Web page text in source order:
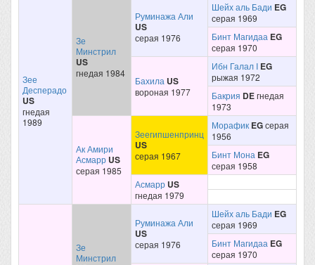
Зее
Десперадо
US
гнедая
1989
Зе
Минстрил
US
гнедая 1984
Руминажа Али
US
серая 1976
Шейх аль Бади EG
серая 1969
Бинт Магидаа EG
серая 1970
Бахила US
вороная 1977
Ибн Галал I EG
рыжая 1972
Бакрия DEгнедая
1973
Ак Амири
Асмарр US
серая 1985
Зеегипшенпринц
US
серая 1967
Морафик EGсерая
1956
Бинт Мона EG
серая 1958
Асмарр US
гнедая 1979
Зе
Минстрил
Руминажа Али
US
серая 1976
Шейх аль Бади EG
серая 1969
Бинт Магидаа EG
серая 1970